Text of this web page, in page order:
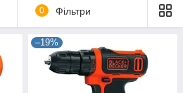
0 Фільтри
–19%